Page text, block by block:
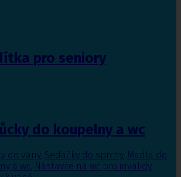
pro seniory
do koupelny a wc
do vany, Sedačky do sprchy, Madla do
a wc, Nástavce na wc pro invalidy,